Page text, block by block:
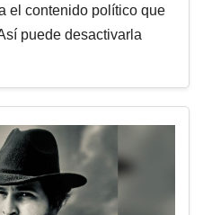
el contenido político que
puede desactivarla